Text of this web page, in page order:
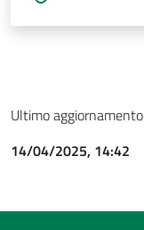
Ultimo aggiornamento
14/04/2025, 14:42